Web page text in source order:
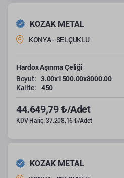
KOZAK METAL
KONYA - SELÇUKLU
Hardox Aşınma Çeliği
Boyut:
3.00x1500.00x8000.00
Kalite:
450
44.649,79 ₺/Adet
KDV Hariç: 37.208,16 ₺/Adet
KOZAK METAL